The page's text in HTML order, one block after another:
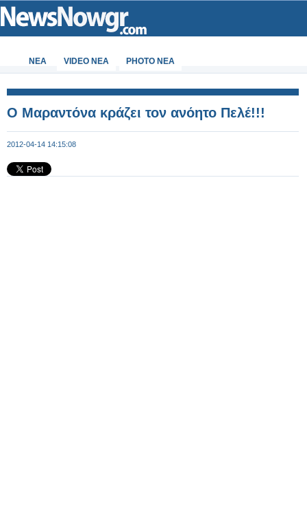
ΝΕΑ VIDEO NEA PHOTO NEA
Ο Μαραντόνα κράζει τον ανόητο Πελέ!!!
2012-04-14 14:15:08